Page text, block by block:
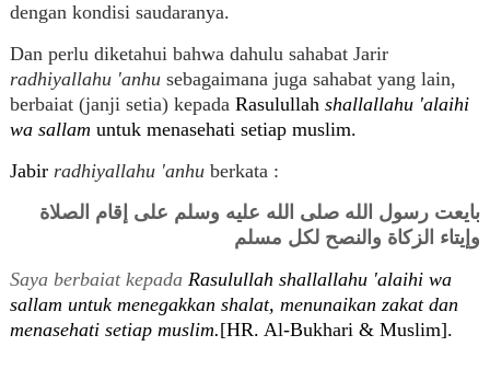
dengan kondisi saudaranya.
Dan perlu diketahui bahwa dahulu sahabat Jarir
radhiyallahu 'anhusebagaimana juga sahabat yang lain,
berbaiat (janji setia) kepada Rasulullah shallallahu 'alaihi
wa sallam untuk menasehati setiap muslim.
Jabir radhiyallahu 'anhuberkata :
بايعت رسول الله صلى الله عليه وسلم على إقام الصلاة
وإيتاء الزكاة والنصح لكل مسلم
Saya berbaiat kepada Rasulullah shallallahu 'alaihi wa
sallam untuk menegakkan shalat, menunaikan zakat dan
menasehati setiap muslim.[HR. Al-Bukhari & Muslim].